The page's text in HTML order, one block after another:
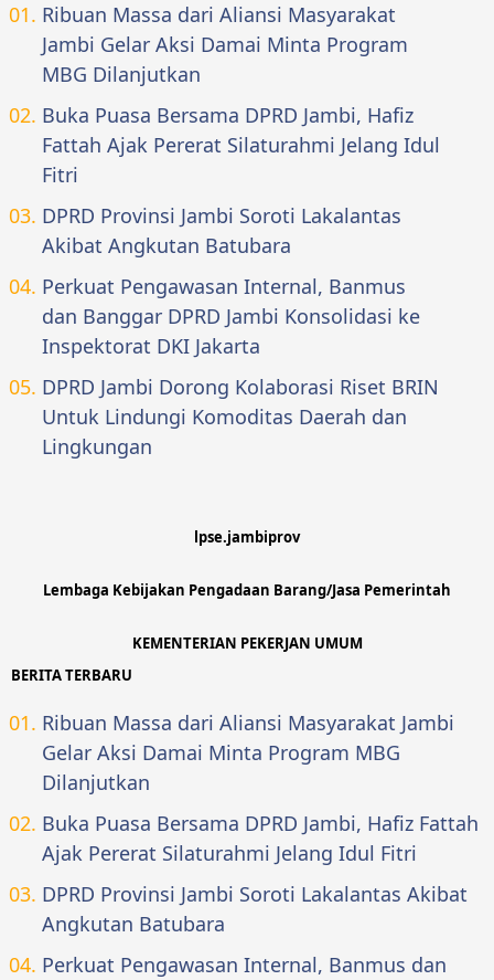
Ribuan Massa dari Aliansi Masyarakat
Jambi Gelar Aksi Damai Minta Program
MBG Dilanjutkan
Buka Puasa Bersama DPRD Jambi, Hafiz
Fattah Ajak Pererat Silaturahmi Jelang Idul
Fitri
DPRD Provinsi Jambi Soroti Lakalantas
Akibat Angkutan Batubara
Perkuat Pengawasan Internal, Banmus
dan Banggar DPRD Jambi Konsolidasi ke
Inspektorat DKI Jakarta
DPRD Jambi Dorong Kolaborasi Riset BRIN
Untuk Lindungi Komoditas Daerah dan
Lingkungan
lpse.jambiprov
Lembaga Kebijakan Pengadaan Barang/Jasa Pemerintah
KEMENTERIAN PEKERJAN UMUM
BERITA TERBARU
Ribuan Massa dari Aliansi Masyarakat Jambi
Gelar Aksi Damai Minta Program MBG
Dilanjutkan
Buka Puasa Bersama DPRD Jambi, Hafiz Fattah
Ajak Pererat Silaturahmi Jelang Idul Fitri
DPRD Provinsi Jambi Soroti Lakalantas Akibat
Angkutan Batubara
Perkuat Pengawasan Internal, Banmus dan